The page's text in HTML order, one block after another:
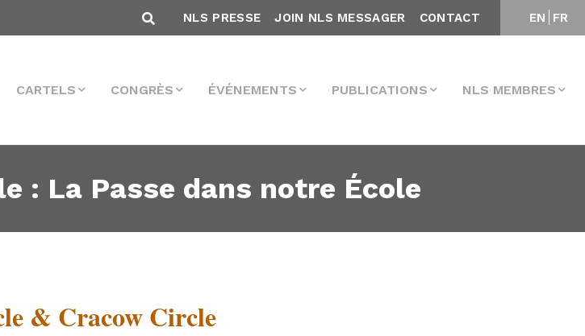
EN FR
NLS PRESSE JOIN NLS MESSAGER CONTACT
CARTELS CONGRÈS ÉVÉNEMENTS PUBLICATIONS NLS MEMBRES
: La Passe dans notre École
& Cracow Circle